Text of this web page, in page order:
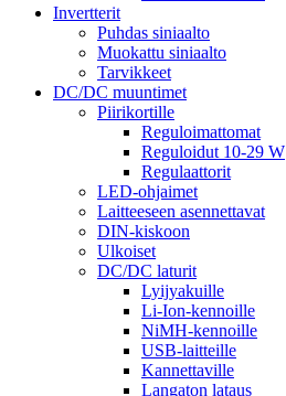
Invertterit
Puhdas siniaalto
Muokattu siniaalto
Tarvikkeet
DC/DC muuntimet
Piirikortille
Reguloimattomat
Reguloidut 10-29 W
Regulaattorit
LED-ohjaimet
Laitteeseen asennettavat
DIN-kiskoon
Ulkoiset
DC/DC laturit
Lyijyakuille
Li-Ion-kennoille
NiMH-kennoille
USB-laitteille
Kannettaville
Langaton lataus